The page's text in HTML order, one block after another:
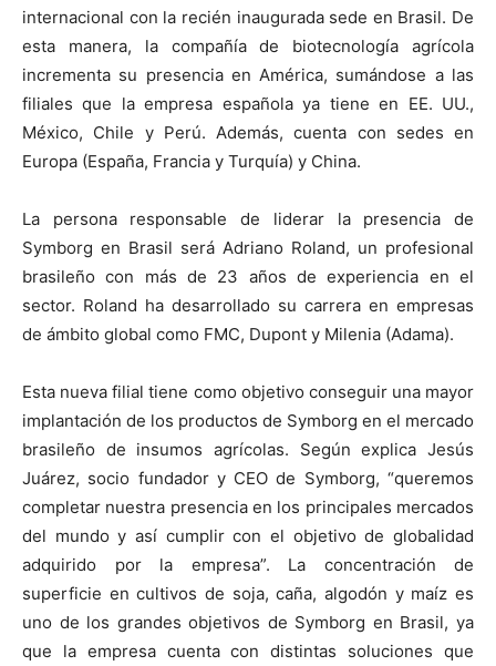
internacional con la recién inaugurada sede en Brasil. De
esta manera, la compañía de biotecnología agrícola
incrementa su presencia en América, sumándose a las
filiales que la empresa española ya tiene en EE. UU.,
México, Chile y Perú. Además, cuenta con sedes en
Europa (España, Francia y Turquía) y China.
La persona responsable de liderar la presencia de
Symborg en Brasil será Adriano Roland, un profesional
brasileño con más de 23 años de experiencia en el
sector. Roland ha desarrollado su carrera en empresas
de ámbito global como FMC, Dupont y Milenia (Adama).
Esta nueva filial tiene como objetivo conseguir una mayor
implantación de los productos de Symborg en el mercado
brasileño de insumos agrícolas. Según explica Jesús
Juárez, socio fundador y CEO de Symborg, “queremos
completar nuestra presencia en los principales mercados
del mundo y así cumplir con el objetivo de globalidad
adquirido por la empresa”. La concentración de
superficie en cultivos de soja, caña, algodón y maíz es
uno de los grandes objetivos de Symborg en Brasil, ya
que la empresa cuenta con distintas soluciones que